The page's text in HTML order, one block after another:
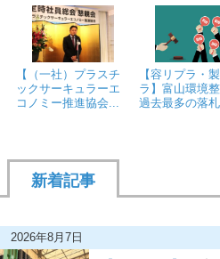
【（一社）プラスチ
ックサーキュラーエ
コノミー推進協会...
【容リプラ・
ラ】富山環境
過去最多の落札
新着記事
2026年8月7日